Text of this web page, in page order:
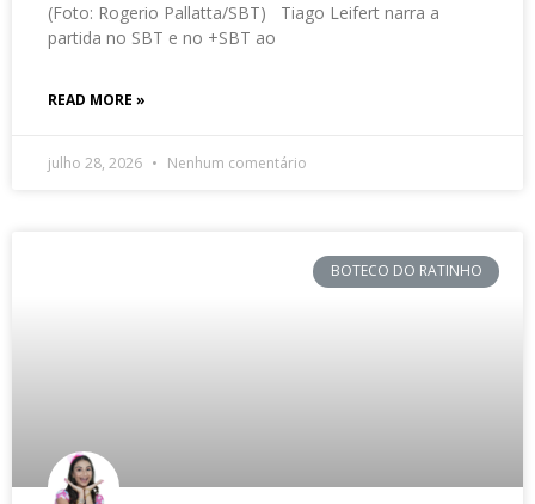
(Foto: Rogerio Pallatta/SBT) Tiago Leifert narra a
partida no SBT e no +SBT ao
READ MORE »
julho 28, 2026 Nenhum comentário
BOTECO DO RATINHO